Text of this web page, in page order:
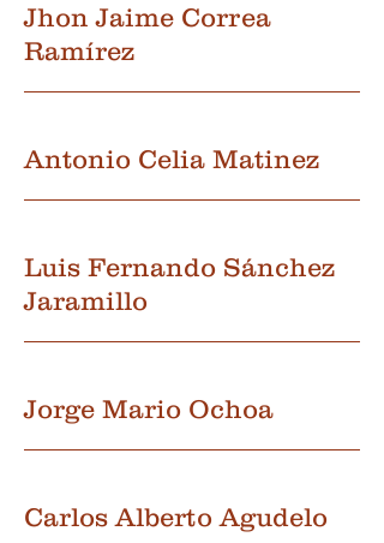
Jhon Jaime Correa
Ramírez
Antonio Celia Matinez
Luis Fernando Sánchez
Jaramillo
Jorge Mario Ochoa
Carlos Alberto Agudelo